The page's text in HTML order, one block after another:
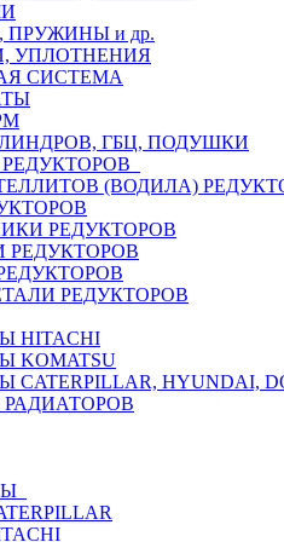
и др.
УПЛОТНЕНИЯ
СИСТЕМА
ГБЦ, ПОДУШКИ
(ВОДИЛА)
РЕДУКТОРОВ
РЕДУКТОРОВ
РЕДУКТОРОВ
HITACHI
KOMATSU
HYUNDAI,